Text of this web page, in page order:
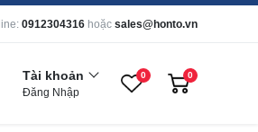
0912304316 hoặc sales@honto.vn
Tài khoản
Đăng Nhập
0 0